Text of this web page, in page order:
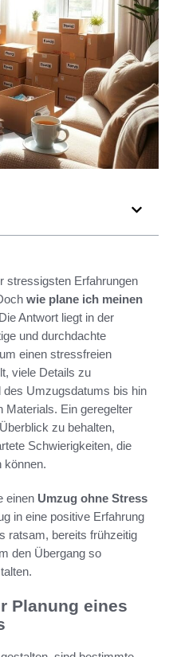
stressigsten Erfahrungen
wie plane ich meinen
Die Antwort liegt in der
und durchdachte
einen stressfreien
viele Details zu
des Umzugsdatums bis hin
Materials. Ein geregelter
zu behalten,
Schwierigkeiten, die
können.
einen Umzug ohne Stress
in eine positive Erfahrung
ratsam, bereits frühzeitig
den Übergang so
Planung eines